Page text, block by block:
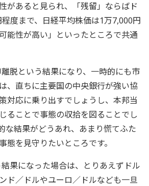
があると見られ、「残留」ならばド
度まで、日経平均株価は1万7,000円
能性が高い」といったところで共通
脱という結果になり、一時的にも市
、直ちに主要国の中央銀行が強い協
対応に乗り出すでしょうし、本邦当
ることで事態の収拾を図ることでし
な結果がどうあれ、あまり慌てふた
態を見守りたいところです。
果になった場合は、とりあえずドル
ド／ドルやユーロ／ドルなども一旦